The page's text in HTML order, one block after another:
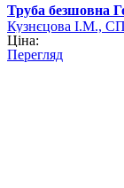
Труба безшовна
Кузнєцова І.М.,
Ціна:
Перегляд